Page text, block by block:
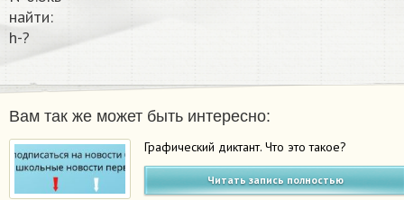
найти:
h-?
Вам так же может быть интересно:
Графический диктант. Что это такое?
Читать запись полностью